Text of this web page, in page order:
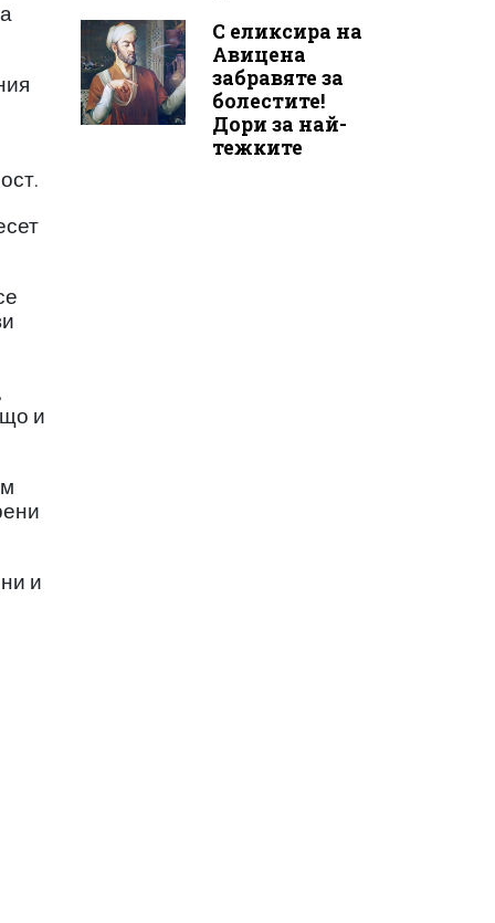
и
и
С еликсира на
Авицена
забравяте за
болестите!
Дори за най-
тежките